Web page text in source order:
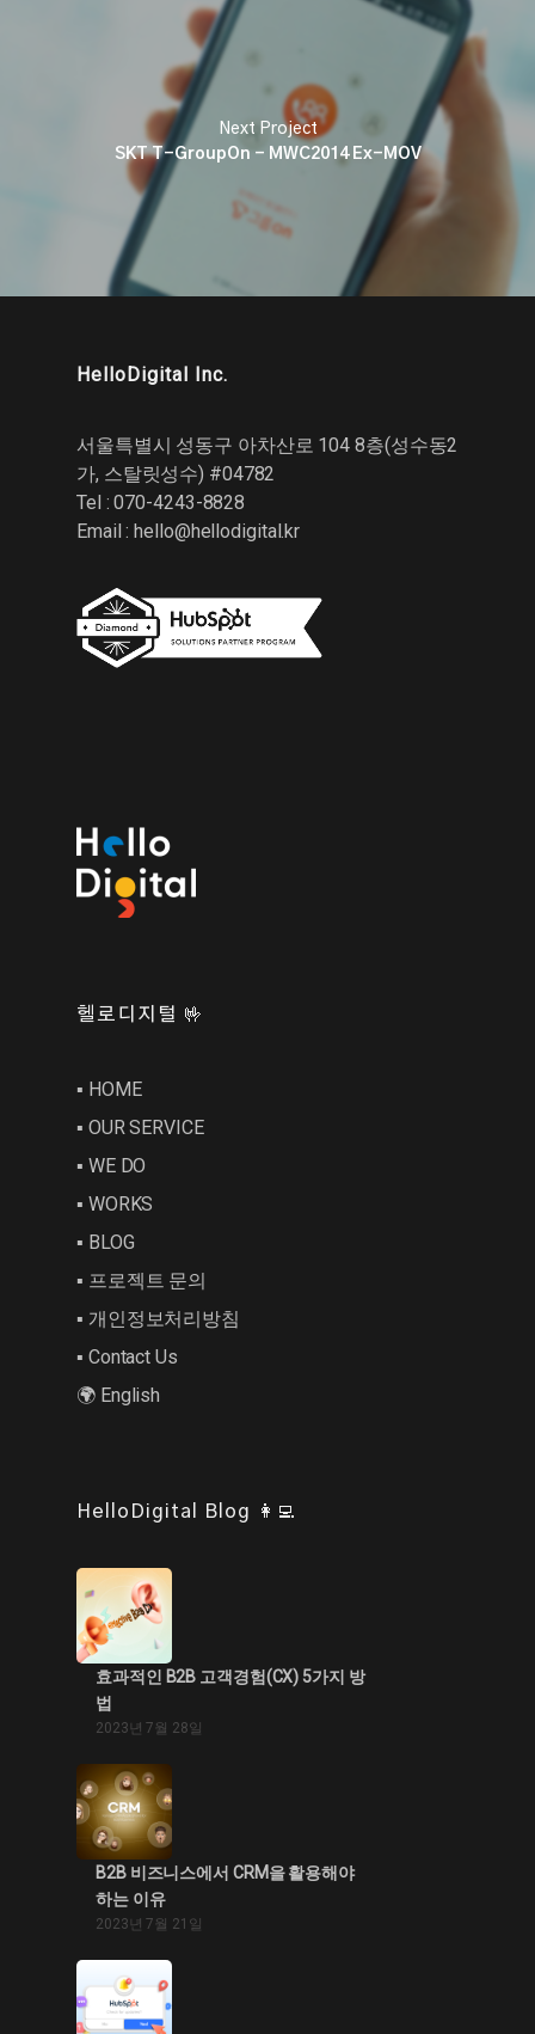
Next Project
SKT T-GroupOn - MWC2014 Ex-MOV
HelloDigital Inc.
서울특별시 성동구 아차산로 104 8층(성수동2
가, 스탈릿성수) #04782
Tel : 070-4243-8828
Email : hello@hellodigital.kr
헬로디지털 🤟
▪︎ HOME
▪︎ OUR SERVICE
▪︎ WE DO
▪︎ WORKS
▪︎ BLOG
▪︎ 프로젝트 문의
▪︎ 개인정보처리방침
▪︎ Contact Us
🌍 English
HelloDigital Blog 👩‍💻
효과적인 B2B 고객경험(CX) 5가지 방
법
2023년 7월 28일
B2B 비즈니스에서 CRM을 활용해야
하는 이유
2023년 7월 21일